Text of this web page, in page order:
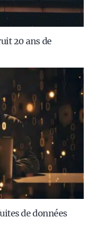
20 ans de
de données